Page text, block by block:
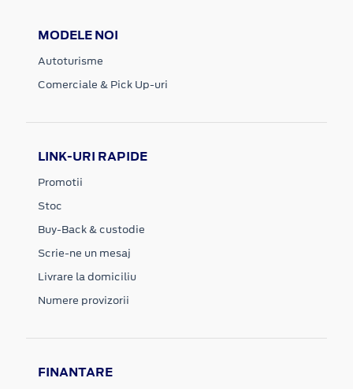
MODELE NOI
Autoturisme
Comerciale & Pick Up-uri
LINK-URI RAPIDE
Promotii
Stoc
Buy-Back & custodie
Scrie-ne un mesaj
Livrare la domiciliu
Numere provizorii
FINANTARE